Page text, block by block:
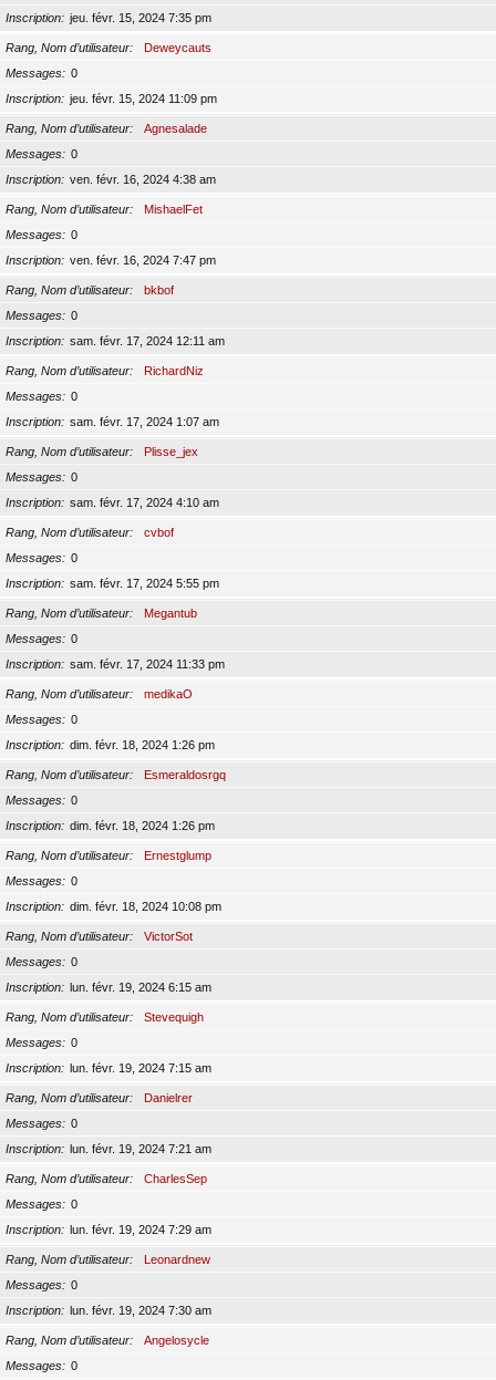
Inscription
jeu. févr. 15, 2024 7:35 pm
Rang, Nom d’utilisateur
Deweycauts
Messages
0
Inscription
jeu. févr. 15, 2024 11:09 pm
Rang, Nom d’utilisateur
Agnesalade
Messages
0
Inscription
ven. févr. 16, 2024 4:38 am
Rang, Nom d’utilisateur
MishaelFet
Messages
0
Inscription
ven. févr. 16, 2024 7:47 pm
Rang, Nom d’utilisateur
bkbof
Messages
0
Inscription
sam. févr. 17, 2024 12:11 am
Rang, Nom d’utilisateur
RichardNiz
Messages
0
Inscription
sam. févr. 17, 2024 1:07 am
Rang, Nom d’utilisateur
Plisse_jex
Messages
0
Inscription
sam. févr. 17, 2024 4:10 am
Rang, Nom d’utilisateur
cvbof
Messages
0
Inscription
sam. févr. 17, 2024 5:55 pm
Rang, Nom d’utilisateur
Megantub
Messages
0
Inscription
sam. févr. 17, 2024 11:33 pm
Rang, Nom d’utilisateur
medikaO
Messages
0
Inscription
dim. févr. 18, 2024 1:26 pm
Rang, Nom d’utilisateur
Esmeraldosrgq
Messages
0
Inscription
dim. févr. 18, 2024 1:26 pm
Rang, Nom d’utilisateur
Ernestglump
Messages
0
Inscription
dim. févr. 18, 2024 10:08 pm
Rang, Nom d’utilisateur
VictorSot
Messages
0
Inscription
lun. févr. 19, 2024 6:15 am
Rang, Nom d’utilisateur
Stevequigh
Messages
0
Inscription
lun. févr. 19, 2024 7:15 am
Rang, Nom d’utilisateur
Danielrer
Messages
0
Inscription
lun. févr. 19, 2024 7:21 am
Rang, Nom d’utilisateur
CharlesSep
Messages
0
Inscription
lun. févr. 19, 2024 7:29 am
Rang, Nom d’utilisateur
Leonardnew
Messages
0
Inscription
lun. févr. 19, 2024 7:30 am
Rang, Nom d’utilisateur
Angelosycle
Messages
0